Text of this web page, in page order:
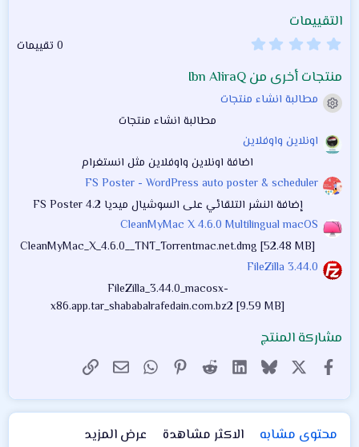
ا
ت
التقييمات
0
0
ن
ج
م
0 تقييمات
منتجات أخرى من Ibn AliraQ
أيقونة المنتج
مطالبة انشاء منتجات
مطالبة انشاء منتجات
اونلاين واوفلاين
اضافة اونلاين واوفلاين مثل انستغرام
FS Poster - WordPress auto poster & scheduler
إضافة النشر التلقائي على السوشيال ميديا FS Poster 4.2
CleanMyMac X 4.6.0 Multilingual macOS
CleanMyMac_X_4.6.0__TNT_Torrentmac.net.dmg [52.48 MB]
FileZilla 3.44.0
FileZilla_3.44.0_macosx-
x86.app.tar_shababalrafedain.com.bz2 [9.59 MB]
مشاركة المنتج
فيسبوك Bluesky
LinkedIn
Reddit
Pinterest
WhatsAppالبريد الإلكتروني
الرابط
محتوى مشابه الاكثر مشاهدة عرض المزيد